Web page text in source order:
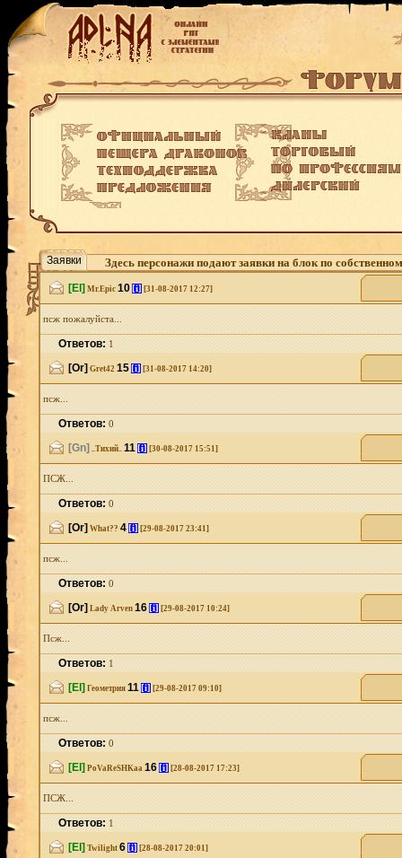
Заявки Здесь персонажи подают заявки на блок по
[El] Mr.Epic 10 [i] [31-08-2017 12:27]
псж пожалуйста...
Ответов:1
[Or] Gret42 15 [i] [31-08-2017 14:20]
псж...
Ответов:0
[Gn] ..Тихий.. 11 [i] [30-08-2017 15:51]
ПСЖ...
Ответов:0
[Or] What?? 4 [i] [29-08-2017 23:41]
псж...
Ответов:0
[Or] Lady Arven 16 [i] [29-08-2017 10:24]
Псж...
Ответов:1
[El] Геометрия 11 [i] [29-08-2017 09:10]
псж...
Ответов:0
[El] PoVaReSHKaa 16 [i] [28-08-2017 17:23]
ПСЖ...
Ответов:1
[El] Twilight 6 [i] [28-08-2017 20:01]